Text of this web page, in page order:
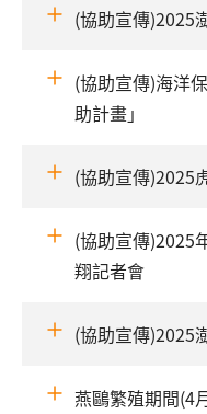
(協助宣傳)2025
(協助宣傳)海洋
助計畫」
(協助宣傳)2025
(協助宣傳)2025
翔記者會
(協助宣傳)2025
燕鷗繁殖期間(4